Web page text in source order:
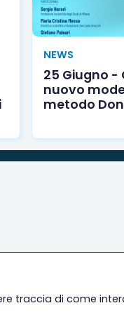
NEWS
25 Giugno -
nuovo
metodo
traccia di come